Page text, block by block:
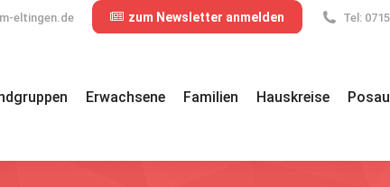
eltingen.de zum Newsletter anmelden Tel:
Erwachsene Familien Hauskreise